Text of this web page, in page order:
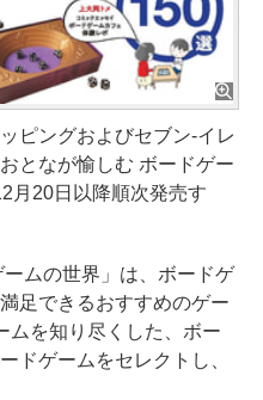
ピングおよびセブン‐イレ
となが愉しむ ボードゲー
月20日以降順次発売す
ムの世界」は、ボードゲ
足できるおすすめのゲー
ムを知り尽くした、ボー
ドゲームをセレクトし、